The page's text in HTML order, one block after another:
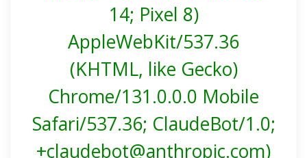
14; Pixel 8)
AppleWebKit/537.36
(KHTML, like Gecko)
Chrome/131.0.0.0 Mobile
Safari/537.36; ClaudeBot/1.0;
+claudebot@anthropic.com)